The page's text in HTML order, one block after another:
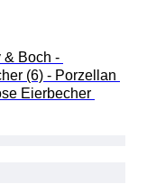
& Boch -
(6) - Porzellan
Eierbecher